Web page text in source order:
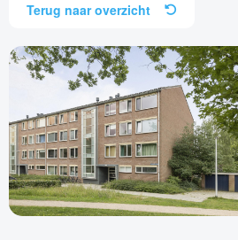
Terug naar overzicht